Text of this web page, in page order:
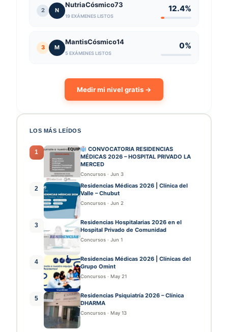
2 N
NutriaCósmico73
19 EXÁMENES LISTOS
12.4%
3 M
MantisCósmico14
5 EXÁMENES LISTOS
0%
Medir mi nivel gratis →
LOS MÁS LEÍDOS
1
CONVOCATORIA RESIDENCIAS
MÉDICAS 2026 – HOSPITAL PRIVADO LA
MERCED
Concursos · Jun 3
2
Residencias Médicas 2026 | Clínica del
Valle – Chubut
Concursos · Jun 2
3
Residencias Hospitalarias 2026 en el
Hospital Privado de Comunidad
Concursos · Jun 1
4
Residencias Médicas 2026 | Clínicas del
Grupo Omint
Concursos · May 21
5
Residencias Psiquiatría 2026 – Clínica
DHARMA
Concursos · May 13